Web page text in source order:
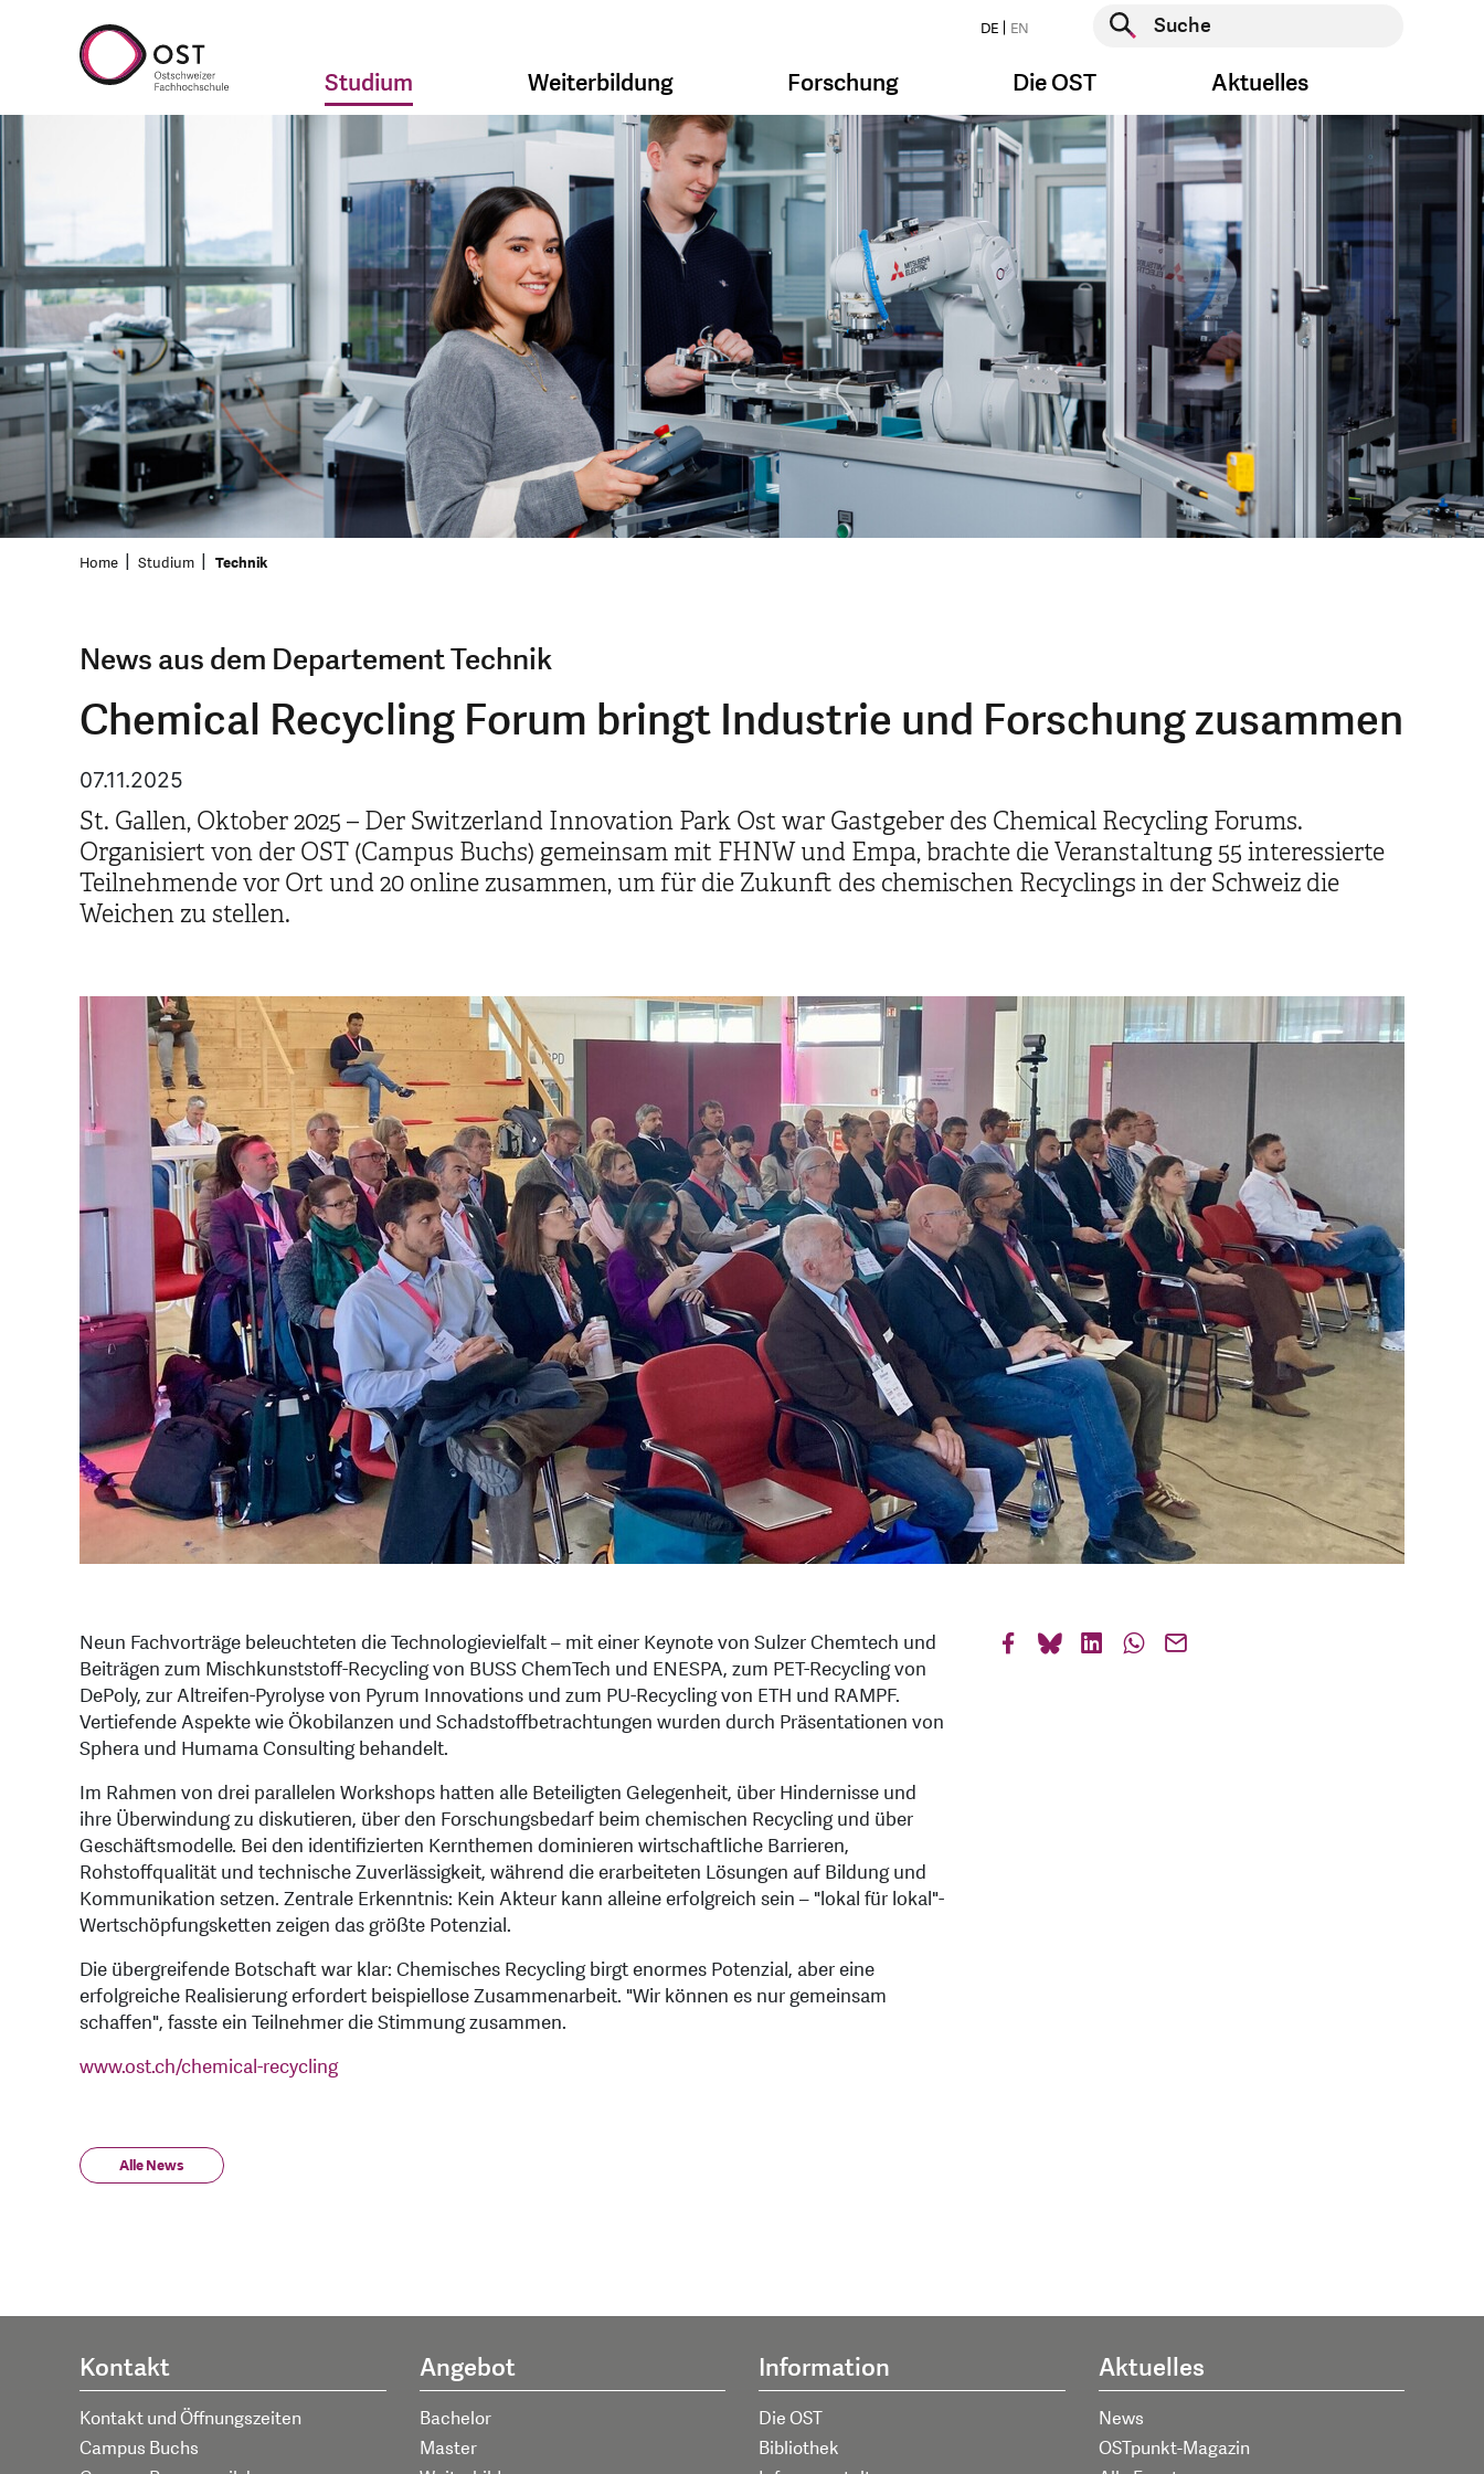
DE EN
Suche starten
Studium Weiterbildung Forschung Die OST Aktuelles
Home Studium Technik
News aus dem Departement Technik
Chemical Recycling Forum bringt Industrie und Forschung zusammen
07.11.2025
St. Gallen, Oktober 2025 – Der Switzerland Innovation Park Ost war Gastgeber des Chemical Recycling Forums.
Organisiert von der OST (Campus Buchs) gemeinsam mit FHNW und Empa, brachte die Veranstaltung 55 interessierte
Teilnehmende vor Ort und 20 online zusammen, um für die Zukunft des chemischen Recyclings in der Schweiz die
Weichen zu stellen.
Neun Fachvorträge beleuchteten die Technologievielfalt – mit einer Keynote von Sulzer Chemtech und
Beiträgen zum Mischkunststoff-Recycling von BUSS ChemTech und ENESPA, zum PET-Recycling von
DePoly, zur Altreifen-Pyrolyse von Pyrum Innovations und zum PU-Recycling von ETH und RAMPF.
Vertiefende Aspekte wie Ökobilanzen und Schadstoffbetrachtungen wurden durch Präsentationen von
Sphera und Humama Consulting behandelt.
Im Rahmen von drei parallelen Workshops hatten alle Beteiligten Gelegenheit, über Hindernisse und
ihre Überwindung zu diskutieren, über den Forschungsbedarf beim chemischen Recycling und über
Geschäftsmodelle. Bei den identifizierten Kernthemen dominieren wirtschaftliche Barrieren,
Rohstoffqualität und technische Zuverlässigkeit, während die erarbeiteten Lösungen auf Bildung und
Kommunikation setzen. Zentrale Erkenntnis: Kein Akteur kann alleine erfolgreich sein – "lokal für lokal"-
Wertschöpfungsketten zeigen das größte Potenzial.
Die übergreifende Botschaft war klar: Chemisches Recycling birgt enormes Potenzial, aber eine
erfolgreiche Realisierung erfordert beispiellose Zusammenarbeit. "Wir können es nur gemeinsam
schaffen", fasste ein Teilnehmer die Stimmung zusammen.
www.ost.ch/chemical-recycling
Alle News
Kontakt
Kontakt und Öffnungszeiten
Campus Buchs
Angebot
Bachelor
Master
Information
Die OST
Bibliothek
Aktuelles
News
OSTpunkt-Magazin